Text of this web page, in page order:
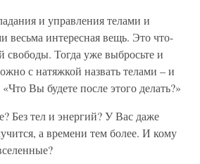
и управления телами и
весьма интересная вещь. Это что-
свободы. Тогда уже выбросьте и
с натяжкой назвать телами – и
Вы будете после этого делать?»
Без тел и энергий? У Вас даже
а времени тем более. И кому